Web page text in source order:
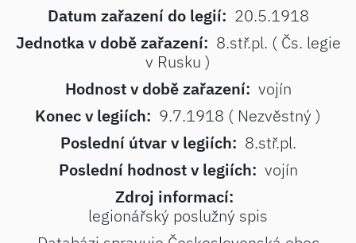
Datum zařazení do legií: 20.5.1918
Jednotka v době zařazení: 8.stř.pl. ( Čs. legie
v Rusku )
Hodnost v době zařazení: vojín
Konec v legiích: 9.7.1918 ( Nezvěstný )
Poslední útvar v legiích: 8.stř.pl.
Poslední hodnost v legiích: vojín
Zdroj informací:
legionářský poslužný spis